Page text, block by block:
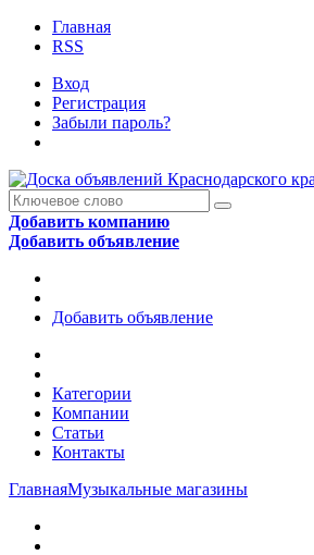
Главная
RSS
Вход
Регистрация
Забыли пароль?
Добавить компанию
Добавить объявление
Добавить объявление
Категории
Компании
Статьи
Контакты
ГлавнаяМузыкальные магазины